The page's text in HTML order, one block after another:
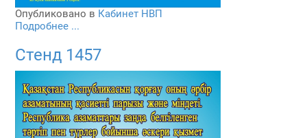
Опубликовано в Кабинет НВП
Подробнее ...
Стенд 1457